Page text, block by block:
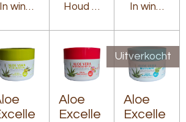
In winkelwagenHoud mij op de hoogte
In
Aloe
Excelle
Uitverkocht
Aloe
Excelle